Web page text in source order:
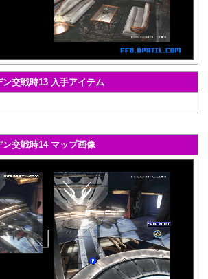
交戦時13 入手アイテム
交戦時14 マップ画像